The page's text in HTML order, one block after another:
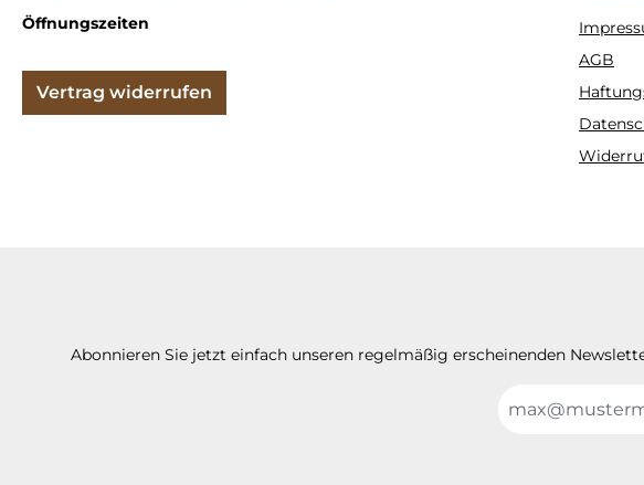
Öffnungszeiten
Vertrag widerrufen
AGB
Abonnieren Sie jetzt einfach unseren regelmäßig erscheinenden
Mail-